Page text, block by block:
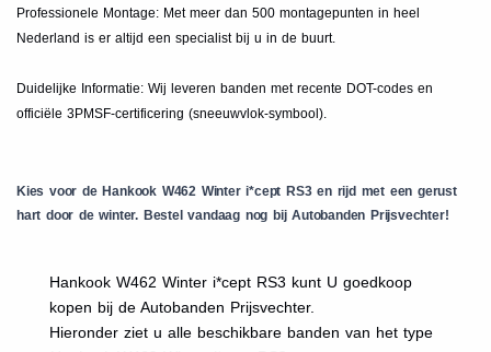
Professionele Montage: Met meer dan 500 montagepunten in heel
Nederland is er altijd een specialist bij u in de buurt.
Duidelijke Informatie: Wij leveren banden met recente DOT-codes en
officiële 3PMSF-certificering (sneeuwvlok-symbool).
Kies voor de Hankook W462 Winter i*cept RS3 en rijd met een gerust
hart door de winter. Bestel vandaag nog bij Autobanden Prijsvechter!
Hankook W462 Winter i*cept RS3 kunt U goedkoop
kopen bij de Autobanden Prijsvechter.
Hieronder ziet u alle beschikbare banden van het type